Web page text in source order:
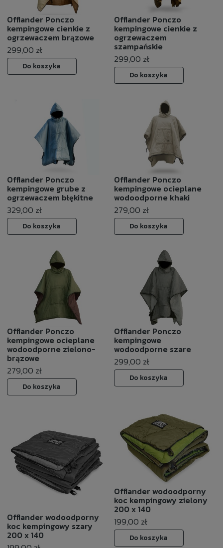
Offlander Ponczo
kempingowe cienkie z
ogrzewaczem brązowe
299,00 zł
Do koszyka
Offlander Ponczo
kempingowe cienkie z
ogrzewaczem
szampańskie
299,00 zł
Do koszyka
Offlander Ponczo
kempingowe grube z
ogrzewaczem błękitne
329,00 zł
Do koszyka
Offlander Ponczo
kempingowe ocieplane
wodoodporne khaki
279,00 zł
Do koszyka
Offlander Ponczo
kempingowe ocieplane
wodoodporne zielono-
brązowe
279,00 zł
Do koszyka
Offlander Ponczo
kempingowe
wodoodporne szare
299,00 zł
Do koszyka
Offlander wodoodporny
koc kempingowy szary
200 x 140
Offlander wodoodporny
koc kempingowy zielony
200 x 140
199,00 zł
Do koszyka